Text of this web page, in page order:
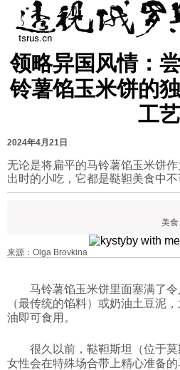
首页
时政
空军
海军
军事合作
评论
经济
财经
商业
能源
农业
科技
文艺
教育
娱乐
图片新闻
高清图片
视频
图表
领略异国风情：
铃薯馅玉米饼的
工艺
2024年4月21日
无论是将扁平的马铃薯馅玉米饼
出时的小吃，它都是鞑靼美食中不
美食
来源：Olga Brovkina
马铃薯馅玉米饼里面塞满了
（最传统的馅料）或奶油土豆泥
油即可食用。
很久以前，鞑靼斯坦（位于
女性会在特殊场合带上精心准备